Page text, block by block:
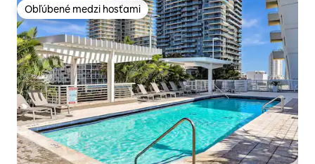
Obľúbené medzi hosťami
Obľúbené medzi hosťami